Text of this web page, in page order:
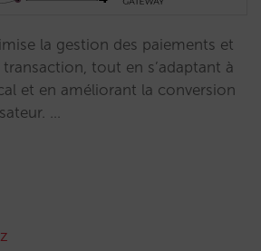
la gestion des paiements et
tout en s’adaptant à
et en améliorant la conversion
…